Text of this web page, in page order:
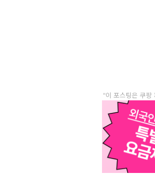
"이 포스팅은 쿠팡